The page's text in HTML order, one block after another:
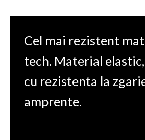
Cel mai rezistent
tech. Material
cu rezistenta la
amprente.